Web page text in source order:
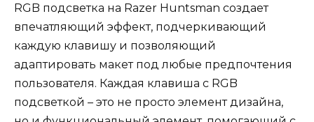
RGB подсветка на Razer Huntsman создает
впечатляющий эффект, подчеркивающий
каждую клавишу и позволяющий
адаптировать макет под любые предпочтения
пользователя. Каждая клавиша с RGB
подсветкой – это не просто элемент дизайна,